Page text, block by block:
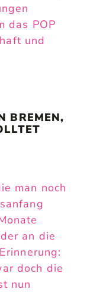
das POP
und
BREMEN,
man noch
an die
doch die
nun